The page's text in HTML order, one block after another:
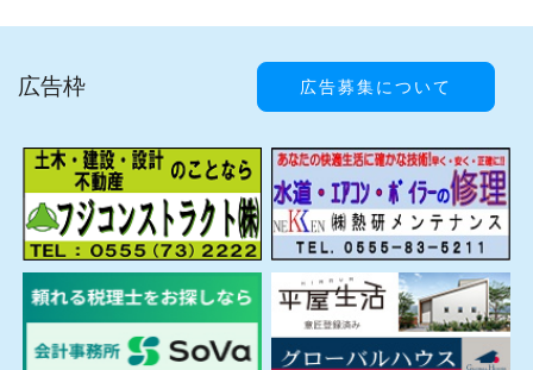
広告枠 広告募集について